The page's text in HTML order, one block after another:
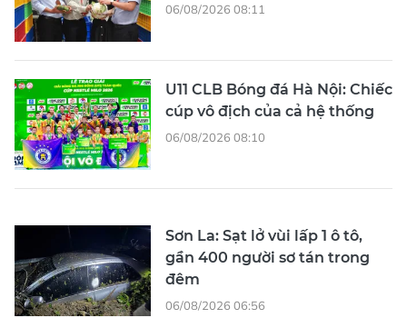
06/08/2026 08:11
U11 CLB Bóng đá Hà Nội: Chiếc
cúp vô địch của cả hệ thống
06/08/2026 08:10
Sơn La: Sạt lở vùi lấp 1 ô tô,
gần 400 người sơ tán trong
đêm
06/08/2026 06:56